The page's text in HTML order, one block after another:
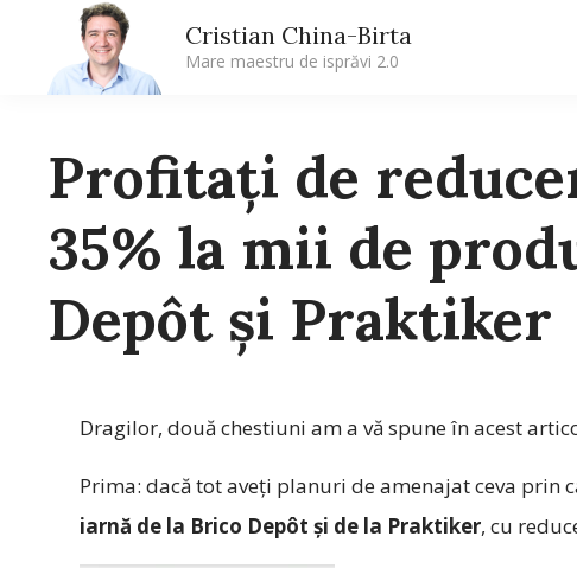
Cristian China-Birta
Mare maestru de isprăvi 2.0
Profitați de
35% la mii de
Depôt și Praktiker
Dragilor, două chestiuni am a vă spune în acest
Prima: dacă tot aveți planuri de amenajat ceva prin
iarnă de la Brico Depôt și de la Praktiker, cu